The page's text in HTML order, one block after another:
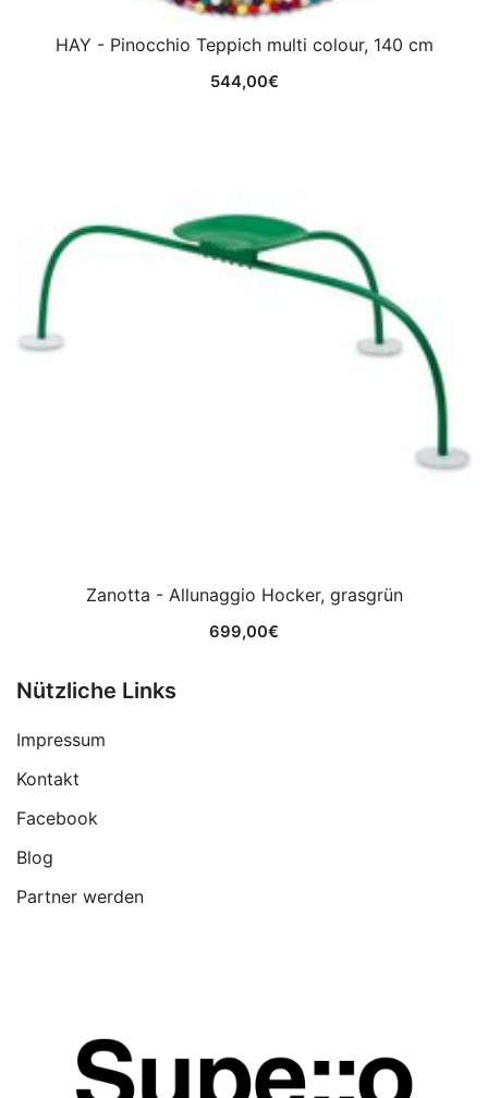
HAY - Pinocchio Teppich multi colour, 140 cm
544,00€
Zanotta - Allunaggio Hocker, grasgrün
699,00€
Nützliche Links
Impressum
Kontakt
Facebook
Blog
Partner werden